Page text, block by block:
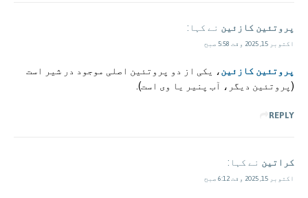
پروتئین کازئین نے کہا:
اکتوبر 15, 2025 وقت 5:58 صبح
پروتئین کازئین، یکی از دو پروتئین اصلی موجود در شیر است
(پروتئین دیگر، آب پنیر یا وی است).
REPLY
کراتین نے کہا:
اکتوبر 15, 2025 وقت 6:12 صبح